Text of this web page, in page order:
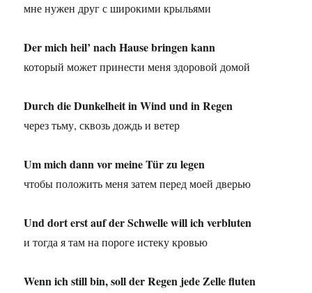
мне нужен друг с широкими крыльями
Der mich heil’ nach Hause bringen kann
который может принести меня здоровой домой
Durch die Dunkelheit in Wind und in Regen
через тьму, сквозь дождь и ветер
Um mich dann vor meine Tür zu legen
чтобы положить меня затем перед моей дверью
Und dort erst auf der Schwelle will ich verbluten
и тогда я там на пороге истеку кровью
Wenn ich still bin, soll der Regen jede Zelle fluten